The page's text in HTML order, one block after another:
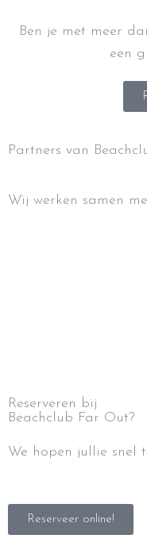
Ben je met meer
een
Partners van
Wij werken samen
Reserveren bij
Beachclub Far Out?
We hopen jullie snel
Reserveer online!